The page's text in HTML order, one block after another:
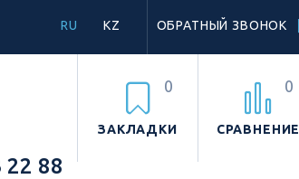
ОБРАТНЫЙ ЗВОНОК
RU KZ
ЗАКЛАДКИ
0
СРАВНЕНИЕ
0
22 88